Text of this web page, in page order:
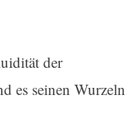
der
es seinen Wurzeln